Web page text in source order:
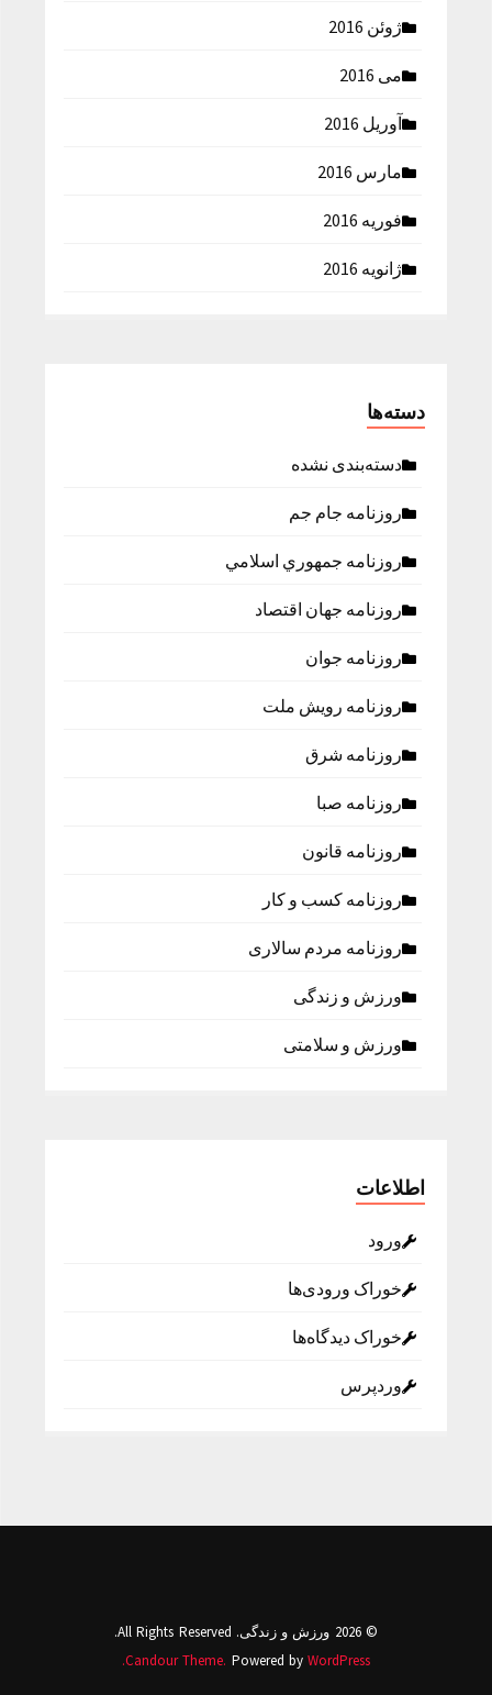
ژوئن 2016
می 2016
آوریل 2016
مارس 2016
فوریه 2016
ژانویه 2016
دسته‌ها
دسته‌بندی نشده
روزنامه جام جم
روزنامه جمهوري اسلامي
روزنامه جهان اقتصاد
روزنامه جوان
روزنامه رویش ملت
روزنامه شرق
روزنامه صبا
روزنامه قانون
روزنامه كسب و كار
روزنامه مردم سالاری
ورزش و زندگی
ورزش و سلامتی
اطلاعات
ورود
خوراک ورودی‌ها
خوراک دیدگاه‌ها
وردپرس
© 2026 ورزش و زندگی. All Rights Reserved.
Candour Theme. Powered byWordPress.